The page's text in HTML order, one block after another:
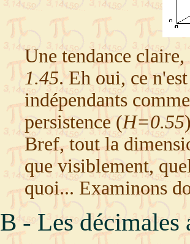
Une tendance
1.45. Eh oui, ce
indépendants
persistence (H=0.55
Bref, tout la
que visiblement,
quoi... Examinons
B - Les décimales